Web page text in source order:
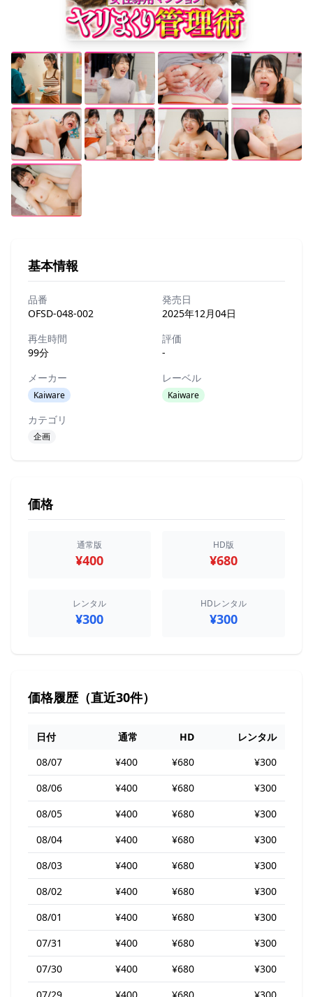
基本情報
品番
OFSD-048-002
発売日
2025年12月04日
再生時間
99分
評価
-
メーカー
Kaiware
レーベル
Kaiware
カテゴリ
企画
価格
通常版
¥400
HD版
¥680
レンタル
¥300
HDレンタル
¥300
価格履歴（直近30件）
日付 通常 HD
レンタル
08/07
¥400 ¥680
¥300
08/06
¥400 ¥680
¥300
08/05
¥400 ¥680
¥300
08/04
¥400 ¥680
¥300
08/03
¥400 ¥680
¥300
08/02
¥400 ¥680
¥300
08/01
¥400 ¥680
¥300
07/31
¥400 ¥680
¥300
07/30
¥400 ¥680
¥300
07/29
¥400 ¥680 ¥300